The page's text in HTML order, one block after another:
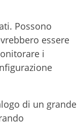
Possono
essere
i
di un grande